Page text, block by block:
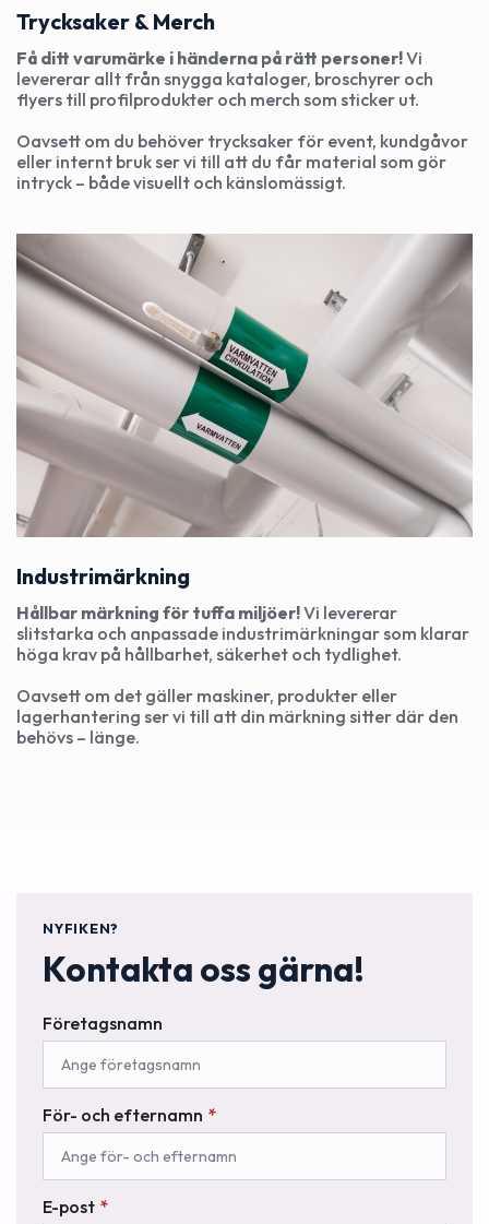
Trycksaker & Merch
Få ditt varumärke i händerna på rätt personer!Vi
levererar allt från snygga kataloger, broschyrer och
flyers till profilprodukter och merch som sticker ut.
Oavsett om du behöver trycksaker för event, kundgåvor
eller internt bruk ser vi till att du får material som gör
intryck – både visuellt och känslomässigt.
Industrimärkning
Hållbar märkning för tuffa miljöer!Vi levererar
slitstarka och anpassade industrimärkningar som klarar
höga krav på hållbarhet, säkerhet och tydlighet.
Oavsett om det gäller maskiner, produkter eller
lagerhantering ser vi till att din märkning sitter där den
behövs – länge.
NYFIKEN?
Kontakta oss gärna!
Företagsnamn
För- och efternamn *
E-post *